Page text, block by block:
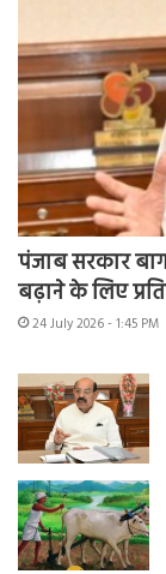
पंजाब सरकार
बढ़ाने के लिए
24 July 2026 - 1:45 PM